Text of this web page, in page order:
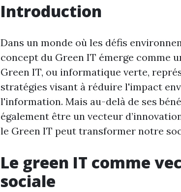
Introduction
Dans un monde où les défis
concept du Green IT émerge comme
Green IT, ou informatique verte,
stratégies visant à réduire l'impact
l'information. Mais au-delà de ses
également être un vecteur
le Green IT peut transformer notre
Le green IT comme
sociale